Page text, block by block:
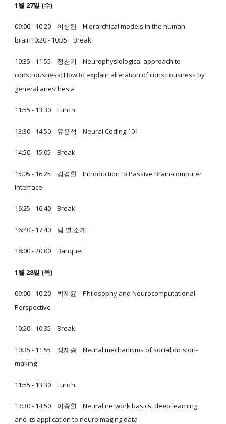
1월 27일 (수)
09:00 - 10:20 이상완 Hierarchical models in the human
brain10:20 - 10:35 Break
10:35 - 11:55 정천기 Neurophysiological approach to
consciousness: How to explain alteration of consciousness by
general anesthesia
11:55 - 13:30 Lunch
13:30 - 14:50 유용석 Neural Coding 101
14:50 - 15:05 Break
15:05 - 16:25 김경환 Introduction to Passive Brain-computer
Interface
16:25 - 16:40 Break
16:40 - 17:40 팀 별 소개
18:00 - 20:00 Banquet
1월 28일 (목)
09:00 - 10:20 박제윤 Philosophy and Neurocomputational
Perspective
10:20 - 10:35 Break
10:35 - 11:55 정재승 Neural mechanisms of social dicision-
making
11:55 - 13:30 Lunch
13:30 - 14:50 이종환 Neural network basics, deep learning,
and its application to neuroimaging data